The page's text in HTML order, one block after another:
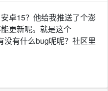
卓15？他给我推送了个澎
更新呢。就是这个
没有什么bug呢呢？社区里